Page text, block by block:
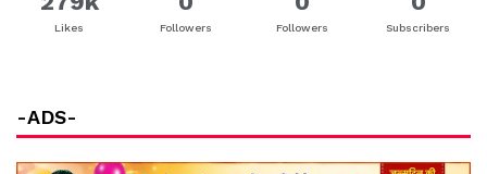
Likes Followers Followers Subscribers
-ADS-